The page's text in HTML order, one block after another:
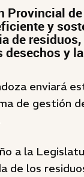
Provincial
y
de
y
enviará
de gestión
a la
de los